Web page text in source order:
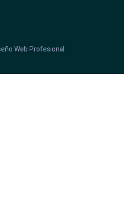
Web Profesional